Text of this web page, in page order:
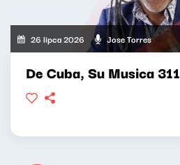
26 lipca 2026 Jose Torres
De Cuba, Su Musica 311